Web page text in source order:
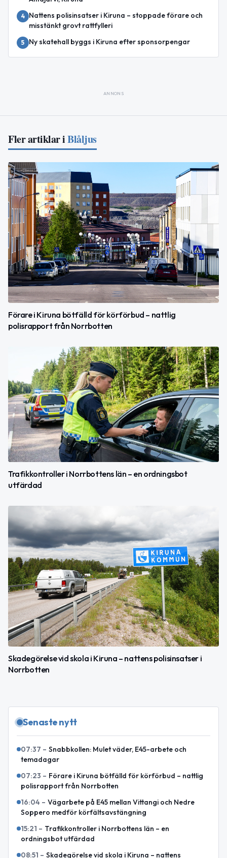
4
Nattens polisinsatser i Kiruna – stoppade förare och
misstänkt grovt rattfylleri
5 Ny skatehall byggs i Kiruna efter sponsorpengar
ANNONS
Fler artiklar iBlåljus
Förare i Kiruna bötfälld för körförbud – nattlig
polisrapport från Norrbotten
Trafikkontroller i Norrbottens län – en ordningsbot
utfärdad
Skadegörelse vid skola i Kiruna – nattens polisinsatser i
Norrbotten
Senaste nytt
07:37 – Snabbkollen: Mulet väder, E45-arbete och
temadagar
07:23 – Förare i Kiruna bötfälld för körförbud – nattlig
polisrapport från Norrbotten
16:04 – Vägarbete på E45 mellan Vittangi och Nedre
Soppero medför körfältsavstängning
15:21 – Trafikkontroller i Norrbottens län – en
ordningsbot utfärdad
08:51 – Skadegörelse vid skola i Kiruna – nattens